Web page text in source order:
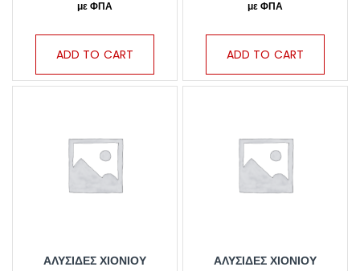
ADD TO CART ADD TO CART
ΑΛΥΣΊΔΕΣ ΧΙΟΝΙΟΎ
ΑΛΥΣΊΔΕΣ ΧΙΟΝΙΟΎ